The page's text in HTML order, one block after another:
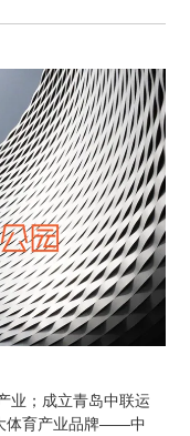
业；成立青岛中联运
体育产业品牌——中